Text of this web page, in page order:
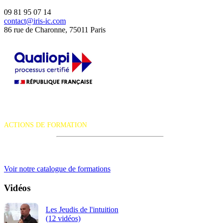
09 81 95 07 14
contact@iris-ic.com
86 rue de Charonne, 75011 Paris
ACTIONS DE FORMATION
Voir notre catalogue de formations
Vidéos
Les Jeudis de l'intuition
(12 vidéos)